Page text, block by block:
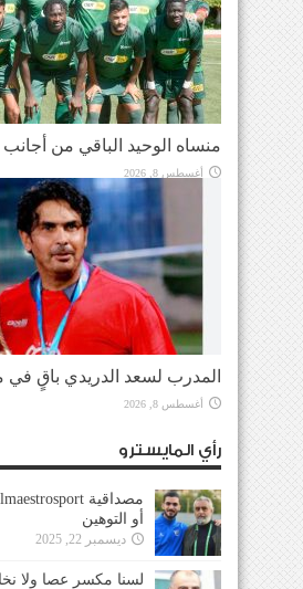
منساه الوحيد الباقي من
أغسطس 8, 2026
المدرب لسعد الدريدي باقٍ في
أغسطس 8, 2026
رأي المايسترو
أو التوهين
ديسمبر 22, 2025
لسنا مكسر عصا ولا